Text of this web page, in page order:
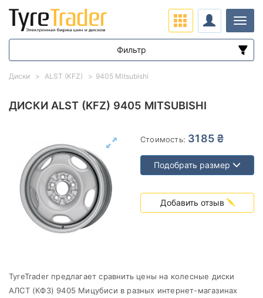
ДИСКИ ALST (KFZ) 9405 MITSUBISHI
Стоимость: 3185 ₴
Подобрать размер
Добавить отзыв
TyreTrader предлагает сравнить цены на колесные диски
АЛСТ (КФЗ) 9405 Mицубиси в разных интернет-магазинах
Диски ALST (KFZ) 9405 Mitsubishi
Фильтр
Диапазон цен
Вылет (ET)
от до